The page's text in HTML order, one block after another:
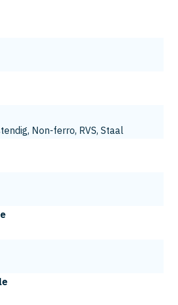
Non-ferro, RVS, Staal